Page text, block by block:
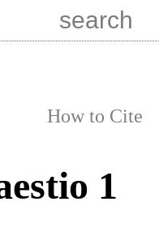
How to Cite
1